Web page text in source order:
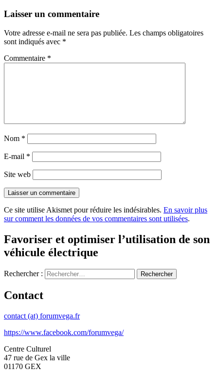
Laisser un commentaire
Votre adresse e-mail ne sera pas publiée. Les champs obligatoires
sont indiqués avec *
Commentaire *
Nom *
E-mail *
Site web
Ce site utilise Akismet pour réduire les indésirables. En savoir plus
sur comment les données de vos commentaires sont utilisées.
Favoriser et optimiser l’utilisation de son
véhicule électrique
Rechercher :
Contact
contact (at) forumvega.fr
https://www.facebook.com/forumvega/
Centre Culturel
47 rue de Gex la ville
01170 GEX